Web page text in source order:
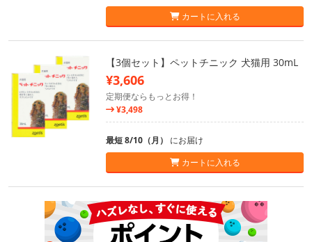
カートに入れる
【3個セット】ペットチニック 犬猫用 30mL
¥3,606
定期便ならもっとお得！
¥3,498
最短 8/10（月） にお届け
カートに入れる